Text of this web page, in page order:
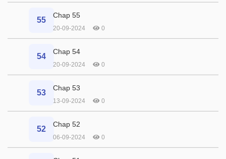
55
Chap 55
20-09-2024 0
54
Chap 54
20-09-2024 0
53
Chap 53
13-09-2024 0
52
Chap 52
06-09-2024 0